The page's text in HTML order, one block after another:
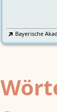
Bayerische